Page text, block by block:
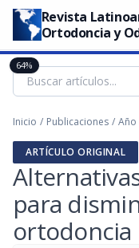
Revista
Ortodoncia y
Inicio / Publicaciones / Año
ARTÍCULO ORIGINAL
para
ortodoncia
64%